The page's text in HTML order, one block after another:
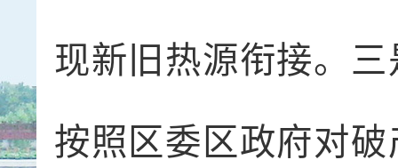
现新旧热源衔接。
按照区委区政府对